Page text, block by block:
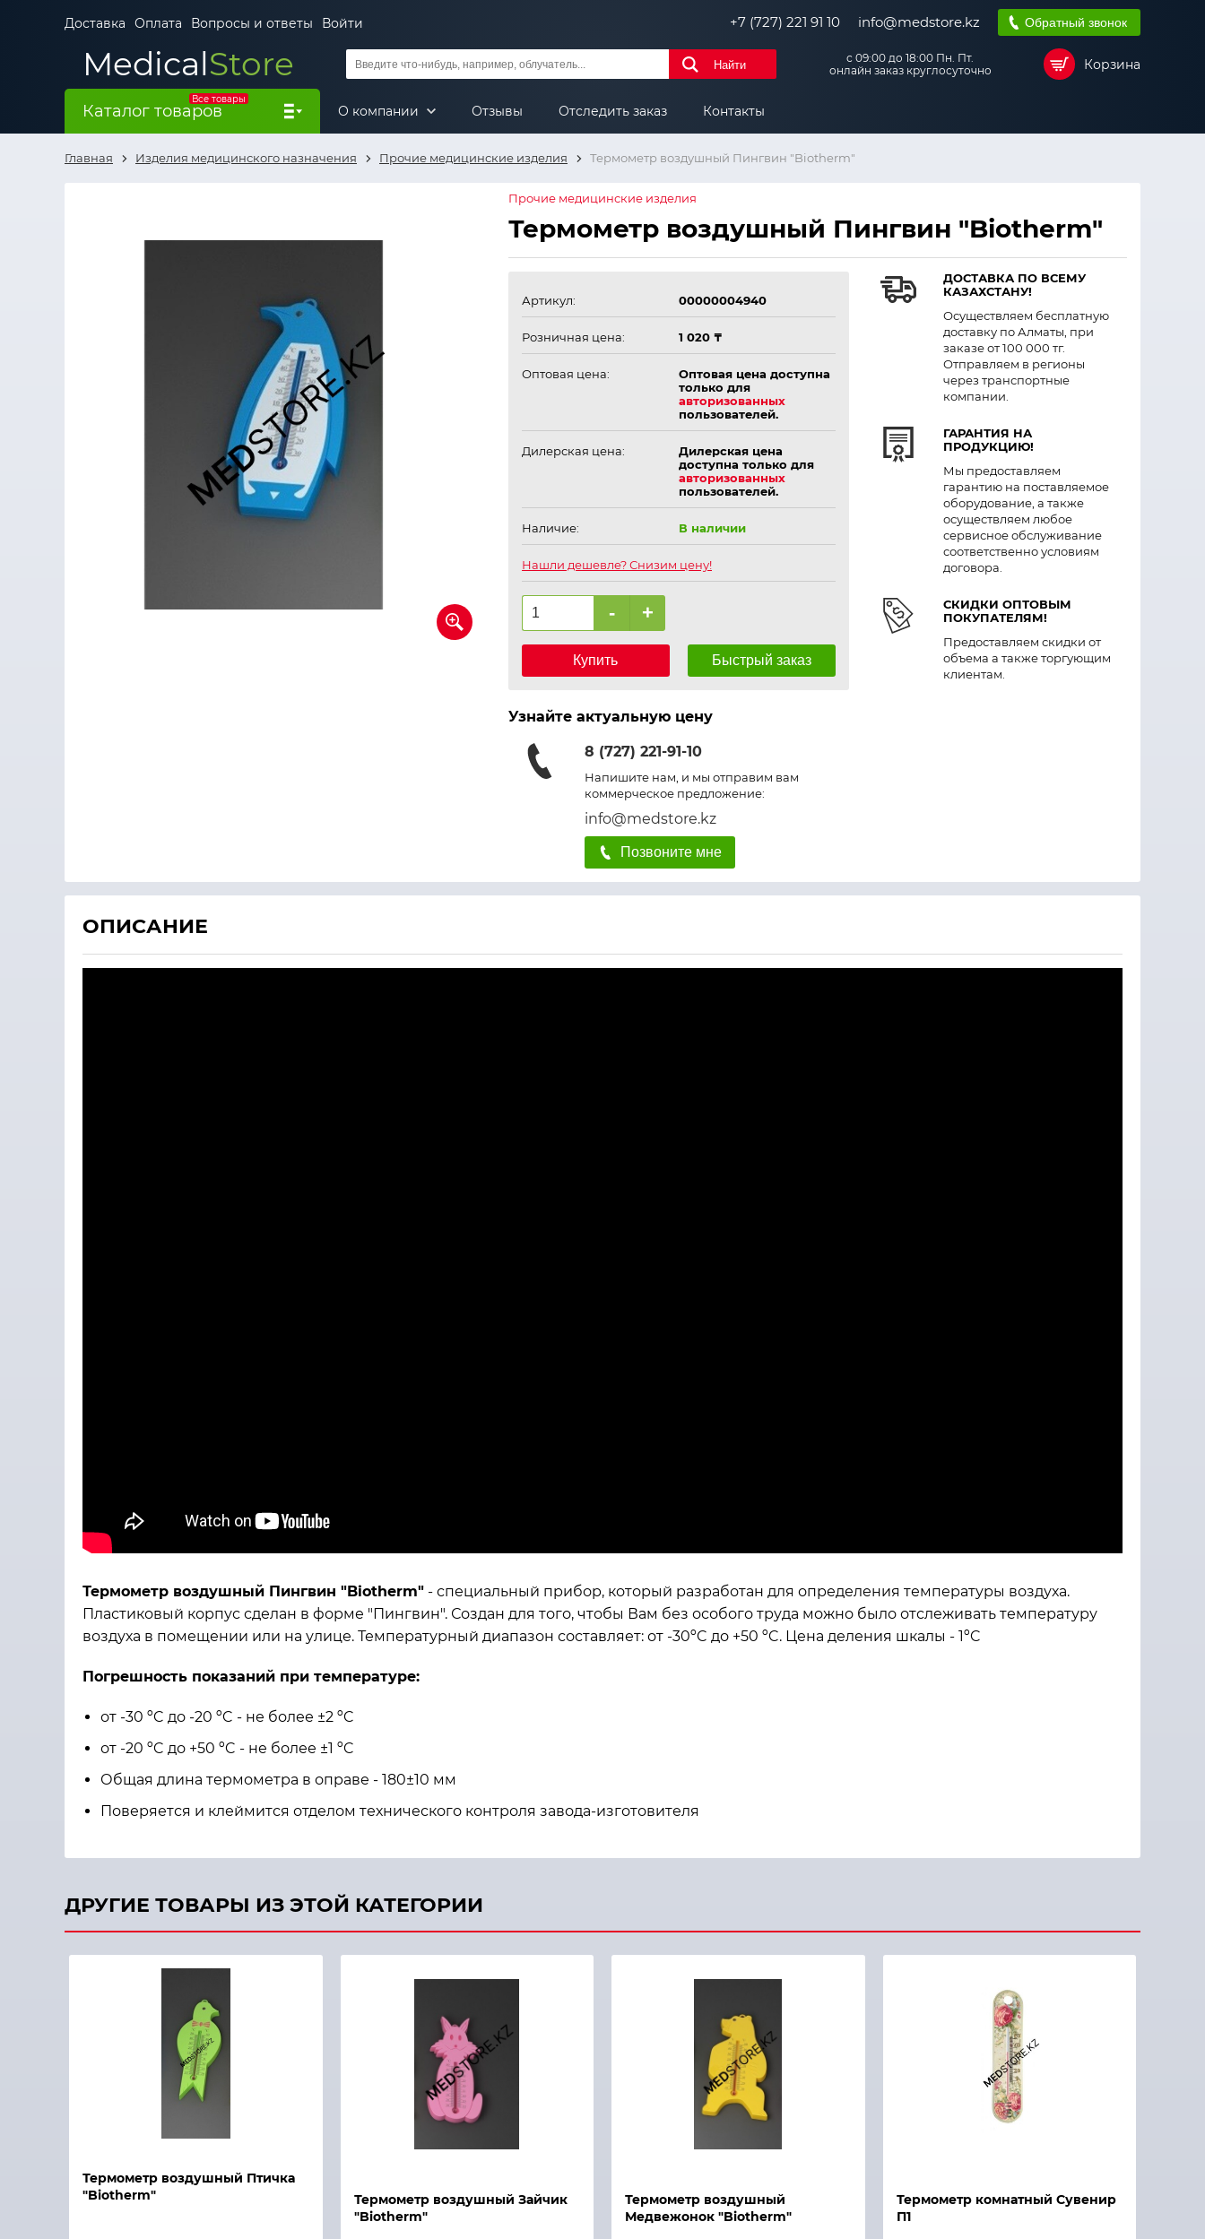
Доставка Оплата Вопросы и ответы Войти +7 (727) 221 91 10 info@medstore.kz Обратный звонок
MedicalStore Найти
с 09:00 до 18:00 Пн. Пт.
онлайн заказ круглосуточно
Корзина
Все товары
Каталог товаров О компании Отзывы Отследить заказ Контакты
Главная Изделия медицинского назначения Прочие медицинские изделия Термометр воздушный Пингвин "Biotherm"
Прочие медицинские изделия
Термометр воздушный Пингвин "Biotherm"
Артикул: 00000004940
Розничная цена: 1 020 ₸
Оптовая цена:
Оптовая цена доступна
только для
авторизованных
пользователей.
Дилерская цена:
Дилерская цена
доступна только для
авторизованных
пользователей.
Наличие: В наличии
Нашли дешевле? Снизим цену!
- +
Купить Быстрый заказ
Узнайте актуальную цену
8 (727) 221-91-10
Напишите нам, и мы отправим вам
коммерческое предложение:
info@medstore.kz
Позвоните мне
ДОСТАВКА ПО ВСЕМУ
КАЗАХСТАНУ!
Осуществляем бесплатную
доставку по Алматы, при
заказе от 100 000 тг.
Отправляем в регионы
через транспортные
компании.
ГАРАНТИЯ НА
ПРОДУКЦИЮ!
Мы предоставляем
гарантию на поставляемое
оборудование, а также
осуществляем любое
сервисное обслуживание
соответственно условиям
договора.
СКИДКИ ОПТОВЫМ
ПОКУПАТЕЛЯМ!
Предоставляем скидки от
объема а также торгующим
клиентам.
ОПИСАНИЕ
Термометр воздушный Пингвин "Biotherm" - специальный прибор, который разработан для определения температуры воздуха.
Пластиковый корпус сделан в форме "Пингвин". Создан для того, чтобы Вам без особого труда можно было отслеживать температуру
воздуха в помещении или на улице. Температурный диапазон составляет: от -30ºC до +50 ºC. Цена деления шкалы - 1ºC
Погрешность показаний при температуре:
от -30 ºC до -20 ºC - не более ±2 ºC
от -20 ºC до +50 ºC - не более ±1 ºC
Общая длина термометра в оправе - 180±10 мм
Поверяется и клеймится отделом технического контроля завода-изготовителя
ДРУГИЕ ТОВАРЫ ИЗ ЭТОЙ КАТЕГОРИИ
Термометр воздушный Птичка
"Biotherm"
Термометр воздушный Зайчик
"Biotherm"
Быстрый просмотр
Термометр воздушный
Медвежонок "Biotherm"
Быстрый просмотр
Термометр комнатный Сувенир
П1